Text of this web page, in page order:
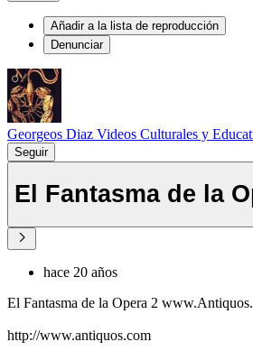
Añadir a la lista de reproducción
Denunciar
Georgeos Diaz Videos Culturales y
Seguir
El Fantasma de la
hace 20 años
El Fantasma de la Opera 2
http://www.antiquos.com